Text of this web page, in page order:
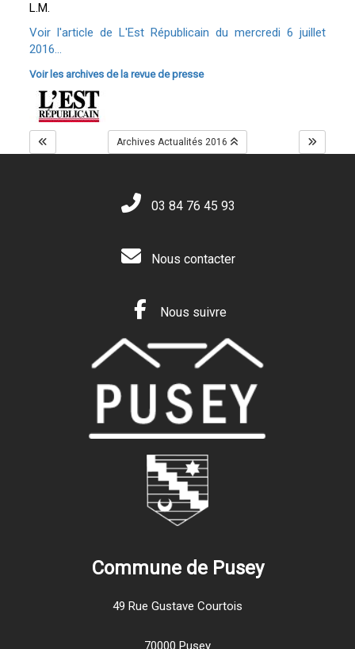
L.M.
Voir l'article de L'Est Républicain du mercredi 6 juillet
2016...
Voir les archives de la revue de presse
Archives Actualités 2016
03 84 76 45 93
Nous contacter
Nous suivre
Commune de Pusey
49 Rue Gustave Courtois
70000 Pusey